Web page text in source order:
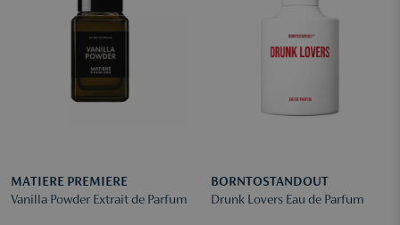
MATIERE PREMIERE
Vanilla Powder Extrait de Parfum
BORNTOSTANDOUT
Drunk Lovers Eau de Parfum